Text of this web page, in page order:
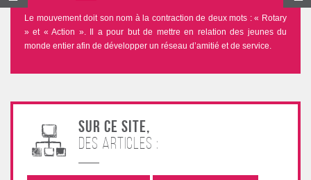
Le mouvement doit son nom à la contraction de deux mots : « Rotary
» et « Action ». Il a pour but de mettre en relation des jeunes du
monde entier afin de développer un réseau d’amitié et de service.
Sur ce site,
des articles :